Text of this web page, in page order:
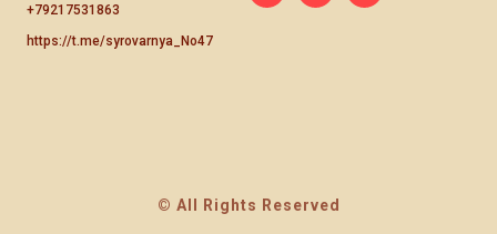
+79217531863
https://t.me/syrovarnya_No47
© All Rights Reserved